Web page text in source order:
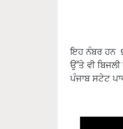
ਇਹ ਨੰਬਰ ਹਨ
ਉੱਤੇ ਵੀ
ਪੰਜਾਬ ਸਟੇਟ